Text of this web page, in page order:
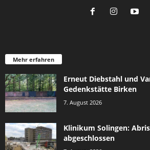
Mehr erfahren
Erneut Diebstahl und
Gedenkstätte Birken
7. August 2026
Klinikum Solingen:
abgeschlossen